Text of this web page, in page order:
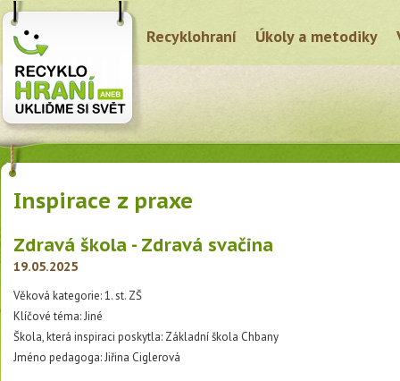
Recyklohraní Úkoly a metodiky
Inspirace z praxe
Zdravá škola - Zdravá svačina
19.05.2025
Věková kategorie: 1. st. ZŠ
Klíčové téma: Jiné
Škola, která inspiraci poskytla: Základní škola Chbany
Jméno pedagoga: Jiřina Ciglerová